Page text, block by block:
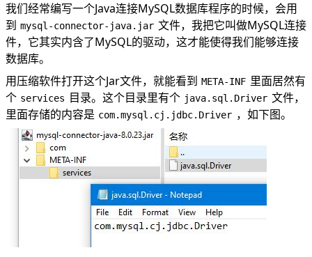
我们经常编写一个Java连接MySQL数据库程序的时候，会用
到 mysql-connector-java.jar 文件，我把它叫做MySQL连接
件，它其实内含了MySQL的驱动，这才能使得我们能够连接
数据库。
用压缩软件打开这个Jar文件，就能看到 META-INF 里面居然有
个 services 目录。这个目录里有个 java.sql.Driver 文件，
里面存储的内容是 com.mysql.cj.jdbc.Driver ，如下图。